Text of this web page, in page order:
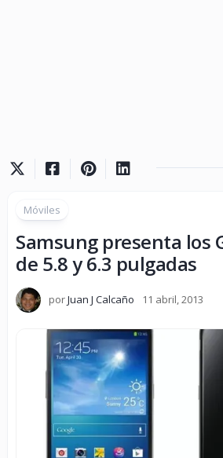
Móviles
Samsung presenta los
de 5.8 y 6.3 pulgadas
porJuan J Calcaño 11 abril, 2013